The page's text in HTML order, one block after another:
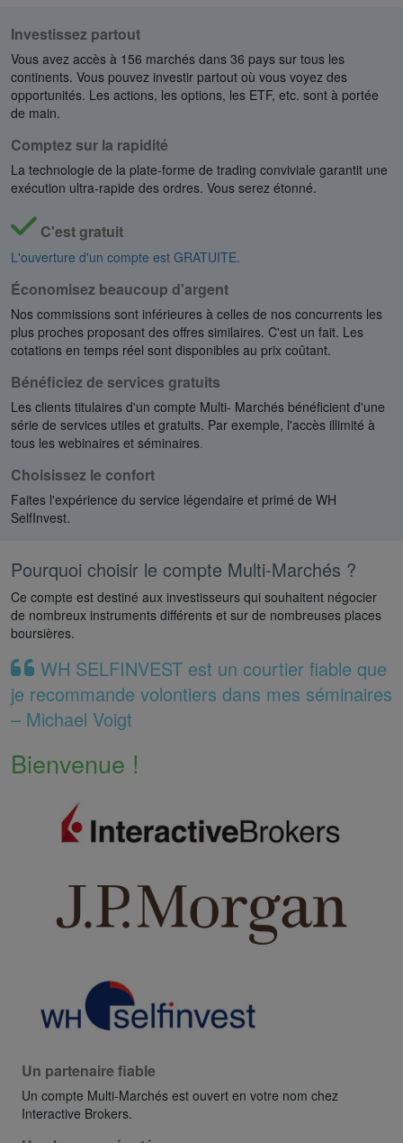
Investissez partout
Vous avez accès à 156 marchés dans 36 pays sur tous les
continents. Vous pouvez investir partout où vous voyez des
opportunités. Les actions, les options, les ETF, etc. sont à portée
de main.
Comptez sur la rapidité
La technologie de la plate-forme de trading conviviale garantit une
exécution ultra-rapide des ordres. Vous serez étonné.
C'est gratuit
L'ouverture d'un compte est GRATUITE.
Économisez beaucoup d'argent
Nos commissions sont inférieures à celles de nos concurrents les
plus proches proposant des offres similaires. C'est un fait. Les
cotations en temps réel sont disponibles au prix coûtant.
Bénéficiez de services gratuits
Les clients titulaires d'un compte Multi- Marchés bénéficient d'une
série de services utiles et gratuits. Par exemple, l'accès illimité à
tous les webinaires et séminaires.
Choisissez le confort
Faites l'expérience du service légendaire et primé de WH
SelfInvest.
Pourquoi choisir le compte Multi-Marchés ?
Ce compte est destiné aux investisseurs qui souhaitent négocier
de nombreux instruments différents et sur de nombreuses places
boursières.
WH SELFINVEST est un courtier fiable que
je recommande volontiers dans mes séminaires
– Michael Voigt
Bienvenue !
Un partenaire fiable
Un compte Multi-Marchés est ouvert en votre nom chez
Interactive Brokers.